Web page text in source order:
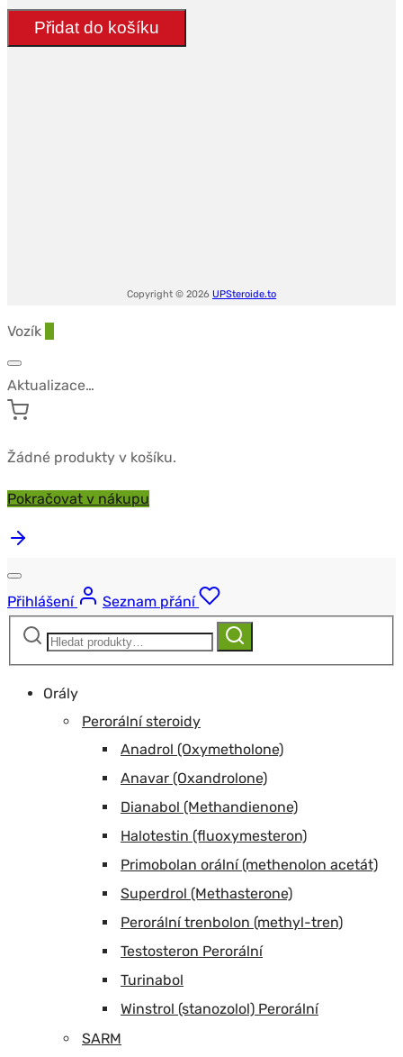
(30
tabs)
Přidat do košíku
Copyright © 2026 UPSteroide.to
Vozík
Aktualizace…
Žádné produkty v košíku.
Pokračovat v nákupu
Přihlášení
Seznam přání
Hledat:
Hledat
Orály
Perorální steroidy
Anadrol (Oxymetholone)
Anavar (Oxandrolone)
Dianabol (Methandienone)
Halotestin (fluoxymesteron)
Primobolan orální (methenolon acetát)
Superdrol (Methasterone)
Perorální trenbolon (methyl-tren)
Testosteron Perorální
Turinabol
Winstrol (stanozolol) Perorální
SARM